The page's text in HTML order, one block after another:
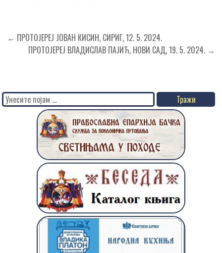
Кретање
чланка
← ПРОТОЈЕРЕЈ ЈОВАН КИСИН, СИРИГ, 12. 5. 2024.
ПРОТОЈЕРЕЈ ВЛАДИСЛАВ ПАЈИЋ, НОВИ САД, 19. 5. 2024. →
Search
for: